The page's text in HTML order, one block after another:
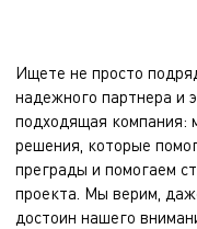
Ищете не просто
надежного партнера и
подходящая компания:
решения, которые
преграды и помогаем
проекта. Мы верим,
достоин нашего